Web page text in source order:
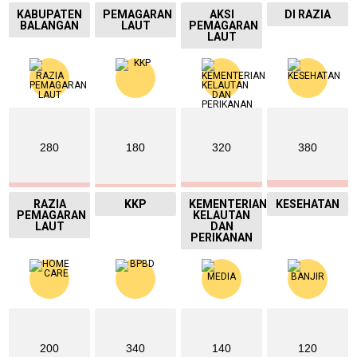
KABUPATEN
BALANGAN
PEMAGARAN
LAUT
AKSI
PEMAGARAN
LAUT
DI RAZIA
280
RAZIA
PEMAGARAN
LAUT
180
KKP
320
KEMENTERIAN
KELAUTAN
DAN
PERIKANAN
380
KESEHATAN
200 340 140 120